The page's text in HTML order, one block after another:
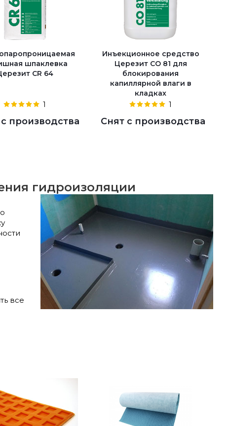
шпаклевка
CR 64
1
производства
Инъекционное средство
Церезит CO 81 для
блокирования
капиллярной влаги в
кладках
1
Снят с производства
гидроизоляции
все